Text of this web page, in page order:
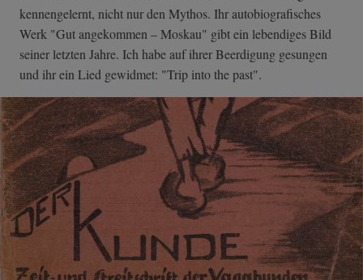
kennengelernt, nicht nur den Mythos. Ihr autobiografisches
Werk "Gut angekommen – Moskau" gibt ein lebendiges Bild
seiner letzten Jahre. Ich habe auf ihrer Beerdigung gesungen
und ihr ein Lied gewidmet: "Trip into the past".